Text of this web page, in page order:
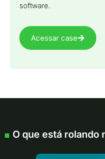
software.
Acessar case
O que está rolando